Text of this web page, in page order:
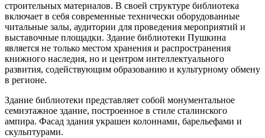
строительных материалов. В своей структуре библиотека
включает в себя современные технически оборудованные
читальные залы, аудитории для проведения мероприятий и
выставочные площадки. Здание библиотеки Пушкина
является не только местом хранения и распространения
книжного наследия, но и центром интеллектуального
развития, содействующим образованию и культурному обмену
в регионе.
Здание библиотеки представляет собой монументальное
семиэтажное здание, построенное в стиле сталинского
ампира. Фасад здания украшен колоннами, барельефами и
скульптурами.